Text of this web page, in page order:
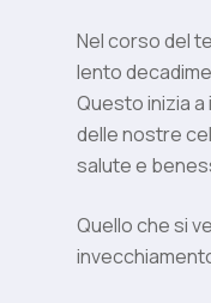
Nel corso del
lento
Questo inizia
delle nostre
salute e
Quello che si